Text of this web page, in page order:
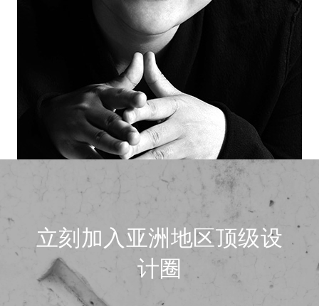
立刻加入亚洲地区顶级设
计圈